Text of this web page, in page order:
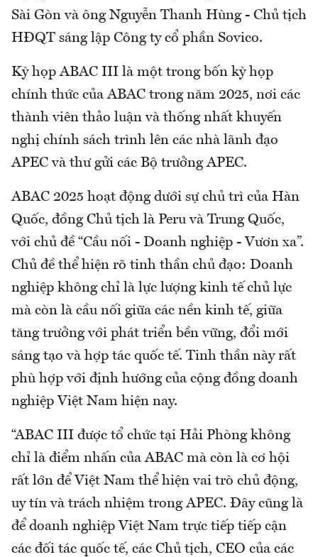
Sài Gòn và ông Nguyễn Thanh Hùng - Chủ tịch
HĐQT sáng lập Công ty cổ phần Sovico.
Kỳ họp ABAC III là một trong bốn kỳ họp
chính thức của ABAC trong năm 2025, nơi các
thành viên thảo luận và thống nhất khuyến
nghị chính sách trình lên các nhà lãnh đạo
APEC và thư gửi các Bộ trưởng APEC.
ABAC 2025 hoạt động dưới sự chủ trì của Hàn
Quốc, đồng Chủ tịch là Peru và Trung Quốc,
với chủ đề “Cầu nối - Doanh nghiệp - Vươn xa”.
Chủ đề thể hiện rõ tinh thần chủ đạo: Doanh
nghiệp không chỉ là lực lượng kinh tế chủ lực
mà còn là cầu nối giữa các nền kinh tế, giữa
tăng trưởng với phát triển bền vững, đổi mới
sáng tạo và hợp tác quốc tế. Tinh thần này rất
phù hợp với định hướng của cộng đồng doanh
nghiệp Việt Nam hiện nay.
“ABAC III được tổ chức tại Hải Phòng không
chỉ là điểm nhấn của ABAC mà còn là cơ hội
rất lớn để Việt Nam thể hiện vai trò chủ động,
uy tín và trách nhiệm trong APEC. Đây cũng là
để doanh nghiệp Việt Nam trực tiếp tiếp cận
các đối tác quốc tế, các Chủ tịch, CEO của các